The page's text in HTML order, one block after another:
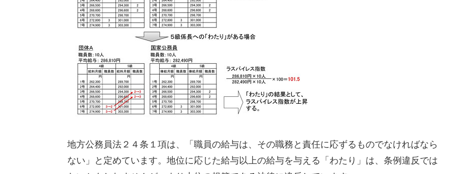
地方公務員法２４条１項は、「職員の給与は、その職務と責任に応ずるものでなければなら
ない」と定めています。地位に応じた給与以上の給与を与える「わたり」は、条例違反では